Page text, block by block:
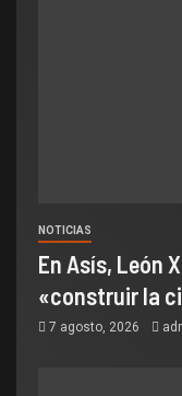
NOTICIAS
En Asís, León
«construir la
7 agosto, 2026